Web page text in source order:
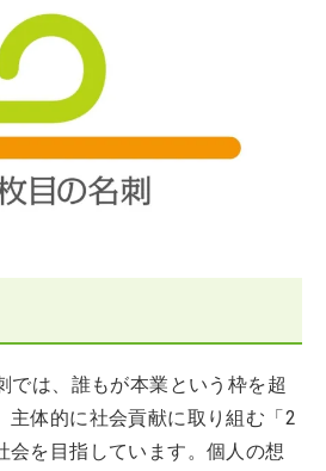
では、誰もが本業という枠を超
主体的に社会貢献に取り組む「2
会を目指しています。個人の想